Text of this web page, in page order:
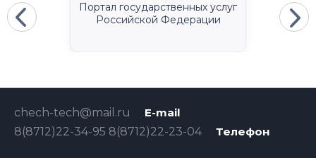
Портал государственных услуг
Российской Федерации
E-mail
chech-tech@mail.ru
Телефон
8(8712)22-34-95 8(8712)22-23-04